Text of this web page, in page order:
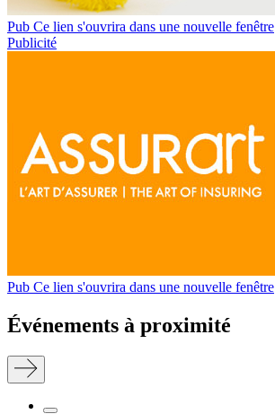
Pub Ce lien s'ouvrira dans une nouvelle fenêtre
Publicité
Pub Ce lien s'ouvrira dans une nouvelle fenêtre
Événements à proximité